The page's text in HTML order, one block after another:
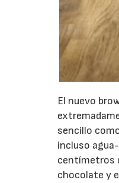
El nuevo
sencillo
incluso
centímetros
chocolate y